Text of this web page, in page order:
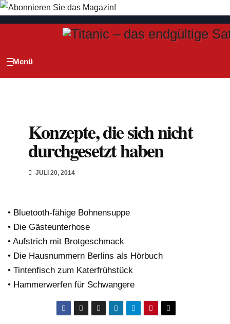
Zum
Konzepte, die sich nicht
durchgesetzt haben
JULI 20, 2014
• Bluetooth-fähige Bohnensuppe
• Die Gästeunterhose
• Aufstrich mit Brotgeschmack
• Die Hausnummern Berlins als Hörbuch
• Tintenfisch zum Katerfrühstück
• Hammerwerfen für Schwangere